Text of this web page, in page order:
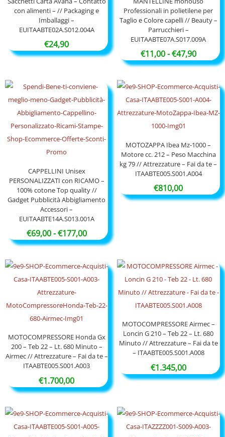
con alimenti – // Packaging e
Imballaggi –
EUITAABTE02A.S012.004A
€24,90
Professionali in polietilene per
Taglio e Colore capelli // Beauty –
Parrucchieri –
EUITAABTE07A.S017.009A
€11,00-€47,90Fascia
di
da
€11,00
a
CAPPELLINI Unisex
PERSONALIZZATI con RICAMO –
100% cotone Top quality //
Gadget Pubblicità Abbigliamento
Accessori –
EUITAABTE14A.S013.001A
€69,00-€177,00Fascia
di
da
€69,00
€177,00
MOTOZAPPA Ibea Mz-1000 –
Motore cc. 212 – Peso Macchina
kg 79 // Attrezzature – Fai da te –
ITAABTE005.S001.A004
€810,00
MOTOCOMPRESSORE Honda Gx
200 – Teb 22 – Lt. 680 Minuto –
Airmec // Attrezzature – Fai da te –
ITAABTE005.S001.A003
€1.700,00
MOTOCOMPRESSORE Airmec –
Loncin G 210 – Teb 22 – Lt. 680
Minuto // Attrezzature – Fai da te
– ITAABTE005.S001.A008
€1.345,00